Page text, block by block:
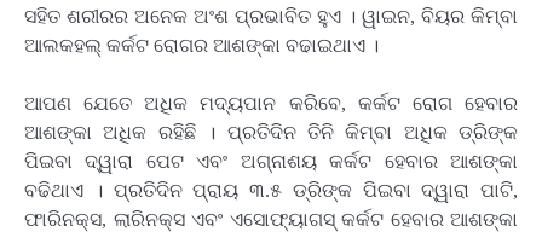
ସହିତ ଶରୀରର ଅନେକ ଅଂଶ ପ୍ରଭାବିତ ହୁଏ । ୱାଇନ, ବିୟର କିମ୍ବା
ଆଲକହଲ୍ କର୍କଟ ରୋଗର ଆଶଙ୍କା ବଢାଇଥାଏ ।
ଆପଣ ଯେତେ ଅଧିକ ମଦ୍ୟପାନ କରିବେ, କର୍କଟ ରୋଗ ହେବାର
ଆଶଙ୍କା ଅଧିକ ରହିଛି । ପ୍ରତିଦିନ ତିନି କିମ୍ବା ଅଧିକ ଡ୍ରିଙ୍କ
ପିଇବା ଦ୍ୱାରା ପେଟ ଏବଂ ଅଗ୍ନାଶୟ କର୍କଟ ହେବାର ଆଶଙ୍କା
ବଢିଥାଏ । ପ୍ରତିଦିନ ପ୍ରାୟ ୩.୫ ଡ୍ରିଙ୍କ ପିଇବା ଦ୍ୱାରା ପାଟି,
ଫାରିନକ୍ସ, ଲାରିନକ୍ସ ଏବଂ ଏସୋଫ୍ୟାଗସ୍ କର୍କଟ ହେବାର ଆଶଙ୍କା